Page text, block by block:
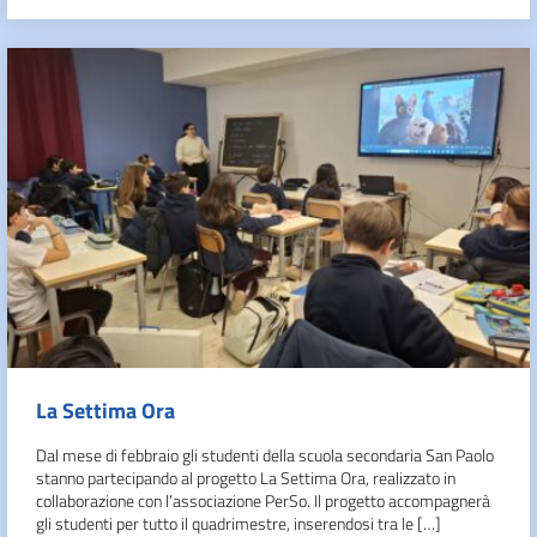
La Settima Ora
Dal mese di febbraio gli studenti della scuola secondaria San Paolo
stanno partecipando al progetto La Settima Ora, realizzato in
collaborazione con l’associazione PerSo. Il progetto accompagnerà
gli studenti per tutto il quadrimestre, inserendosi tra le […]